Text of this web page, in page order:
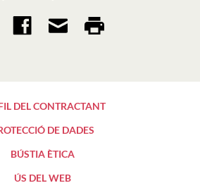
DEL CONTRACTANT
DE DADES
BÚSTIA ÈTICA
ÚS DEL WEB